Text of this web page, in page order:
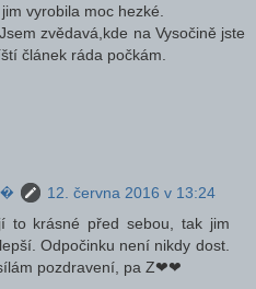
vyrobila moc hezké.
zvědavá,kde na Vysočině jste
článek ráda počkám.
12. června 2016 v 13:24
to krásné před sebou, tak jim
Odpočinku není nikdy dost.
pozdravení, pa Z❤❤